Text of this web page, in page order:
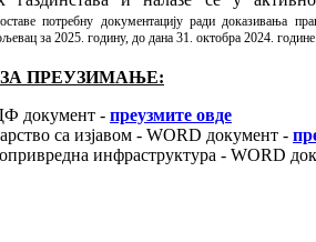
потребну документацију ради доказивања
за 2025. годину, до дана 31. октобра 2024.
ПРЕУЗИМАЊЕ:
документ - преузмите овде
са изјавом - WORD документ -
инфраструктура - WORD